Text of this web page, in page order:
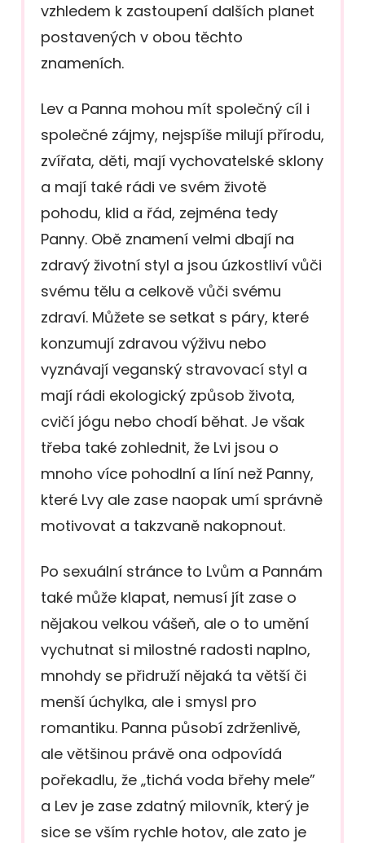
vzhledem k zastoupení dalších planet
postavených v obou těchto
znameních.
Lev a Panna mohou mít společný cíl i
společné zájmy, nejspíše milují přírodu,
zvířata, děti, mají vychovatelské sklony
a mají také rádi ve svém životě
pohodu, klid a řád, zejména tedy
Panny. Obě znamení velmi dbají na
zdravý životní styl a jsou úzkostliví vůči
svému tělu a celkově vůči svému
zdraví. Můžete se setkat s páry, které
konzumují zdravou výživu nebo
vyznávají veganský stravovací styl a
mají rádi ekologický způsob života,
cvičí jógu nebo chodí běhat. Je však
třeba také zohlednit, že Lvi jsou o
mnoho více pohodlní a líní než Panny,
které Lvy ale zase naopak umí správně
motivovat a takzvaně nakopnout.
Po sexuální stránce to Lvům a Pannám
také může klapat, nemusí jít zase o
nějakou velkou vášeň, ale o to umění
vychutnat si milostné radosti naplno,
mnohdy se přidruží nějaká ta větší či
menší úchylka, ale i smysl pro
romantiku. Panna působí zdrženlivě,
ale většinou právě ona odpovídá
pořekadlu, že „tichá voda břehy mele”
a Lev je zase zdatný milovník, který je
sice se vším rychle hotov, ale zato je